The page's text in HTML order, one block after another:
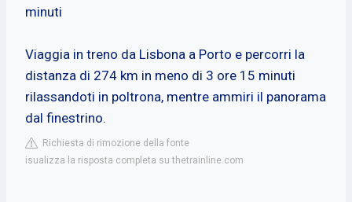
minuti
Viaggia in treno da Lisbona a Porto e percorri la
distanza di 274 km in meno di 3 ore 15 minuti
rilassandoti in poltrona, mentre ammiri il panorama
dal finestrino.
Richiesta di rimozione della fonte
isualizza la risposta completa su thetrainline.com